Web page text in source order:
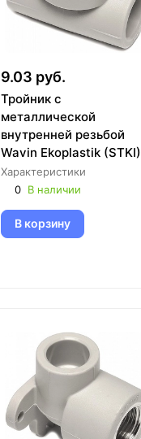
9.03 руб.
Тройник с
металлической
внутренней резьбой
Wavin Ekoplastik (STKI)
Характеристики
0 В наличии
В корзину